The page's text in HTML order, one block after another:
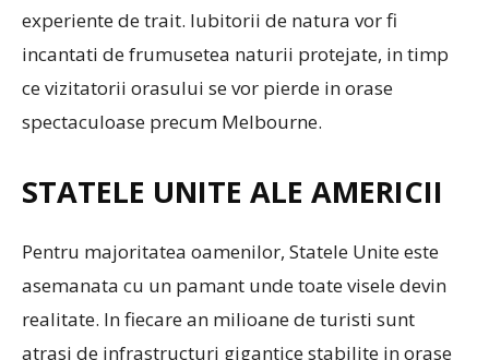
experiente de trait. Iubitorii de natura vor fi
incantati de frumusetea naturii protejate, in timp
ce vizitatorii orasului se vor pierde in orase
spectaculoase precum Melbourne.
STATELE UNITE ALE AMERICII
Pentru majoritatea oamenilor, Statele Unite este
asemanata cu un pamant unde toate visele devin
realitate. In fiecare an milioane de turisti sunt
atrasi de infrastructuri gigantice stabilite in orase